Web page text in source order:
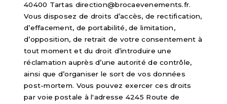
40400 Tartas direction@brocaevenements.fr.
Vous disposez de droits d’accès, de rectification,
d’effacement, de portabilité, de limitation,
d’opposition, de retrait de votre consentement à
tout moment et du droit d’introduire une
réclamation auprès d’une autorité de contrôle,
ainsi que d’organiser le sort de vos données
post-mortem. Vous pouvez exercer ces droits
par voie postale à l'adresse 4245 Route de